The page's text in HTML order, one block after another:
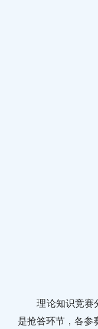
理论知识竞赛分
是抢答环节，各参